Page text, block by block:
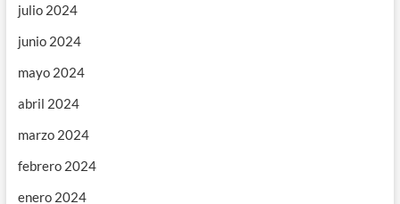
julio 2024
junio 2024
mayo 2024
abril 2024
marzo 2024
febrero 2024
enero 2024